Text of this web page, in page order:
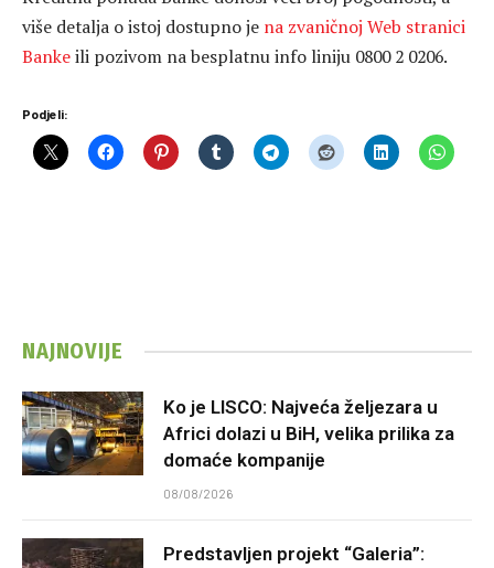
više detalja o istoj dostupno je na zvaničnoj Web stranici
Bankeili pozivom na besplatnu info liniju 0800 2 0206.
Podjeli:
NAJNOVIJE
Ko je LISCO: Najveća željezara u
Africi dolazi u BiH, velika prilika za
domaće kompanije
08/08/2026
Predstavljen projekt “Galeria”: